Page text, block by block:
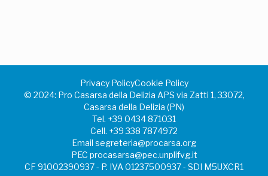
Privacy PolicyCookie Policy
©️ 2024: Pro Casarsa della Delizia APS via Zatti 1, 33072,
Casarsa della Delizia (PN)
Tel. +39 0434 871031
Cell. +39 338 7874972
Email segreteria@procarsa.org
PEC procasarsa@pec.unplifvg.it
CF 91002390937 - P. IVA 01237500937 - SDI M5UXCR1